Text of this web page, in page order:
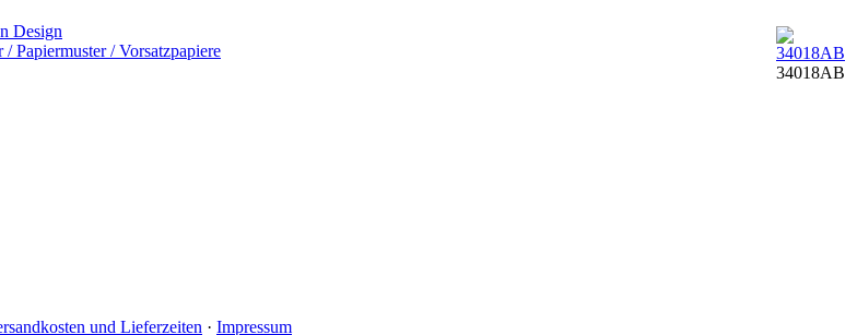
Design
/ Papiermuster / Vorsatzpapiere
34018AB
und Lieferzeiten · Impressum